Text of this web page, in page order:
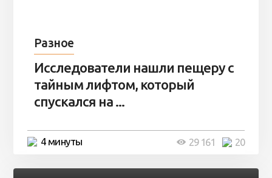
Разное
Исследователи нашли пещеру с
тайным лифтом, который
спускался на ...
4 минуты 20
29 161